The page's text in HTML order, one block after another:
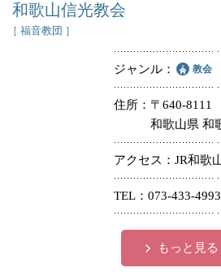
和歌山信光教会
［ 福音教団 ］
ジャンル 教会
住所
〒640-8111
和歌山県 和
アクセス JR和歌
TEL 073-433-4993
もっと見る